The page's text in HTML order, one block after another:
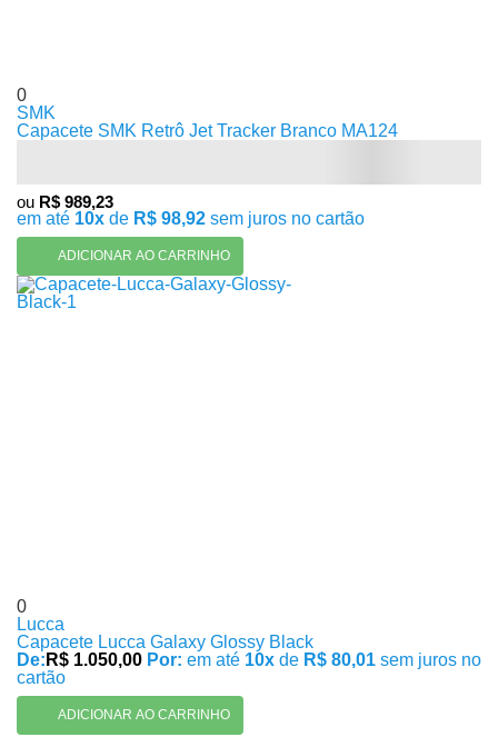
0
SMK
Capacete SMK Retrô Jet Tracker Branco MA124
ou R$ 989,23
em até 10x de R$ 98,92 sem juros no cartão
ADICIONAR AO CARRINHO
0
Lucca
Capacete Lucca Galaxy Glossy Black
De: R$ 1.050,00 Por: em até 10x de R$ 80,01 sem juros no
cartão
ADICIONAR AO CARRINHO